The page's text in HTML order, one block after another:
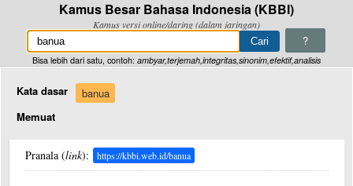
Kamus Besar Bahasa Indonesia (KBBI)
Kamus versi online/daring (dalam jaringan)
?
Bisa lebih dari satu, contoh: ambyar,terjemah,integritas,sinonim,efektif,analisis
Kata dasar
banua
Memuat
Pranala (link): https://kbbi.web.id/banua